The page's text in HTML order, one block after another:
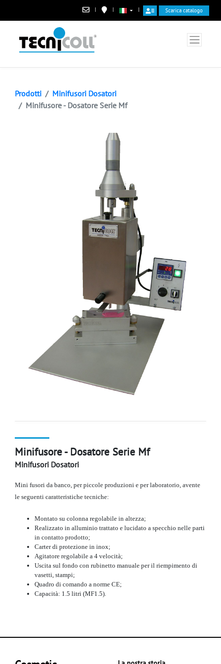
| | | Scarica catalogo
Prodotti
Minifusori Dosatori
Minifusore - Dosatore Serie Mf
Minifusore - Dosatore Serie Mf
Minifusori Dosatori
Mini fusori da banco, per piccole produzioni e per laboratorio, avente
le seguenti caratteristiche tecniche:
Montato su colonna regolabile in altezza;
Realizzato in alluminio trattato e lucidato a specchio nelle parti
in contatto prodotto;
Carter di protezione in inox;
Agitatore regolabile a 4 velocità;
Uscita sul fondo con rubinetto manuale per il riempimento di
vasetti, stampi;
Quadro di comando a norme CE;
Capacità: 1.5 litri (MF1.5).